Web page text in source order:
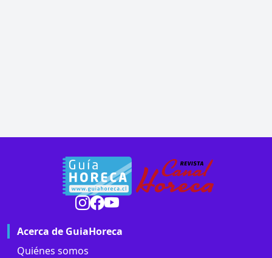
Acerca de GuiaHoreca
Quiénes somos